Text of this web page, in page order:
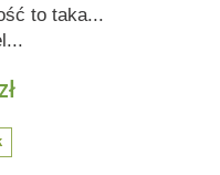
to taka...